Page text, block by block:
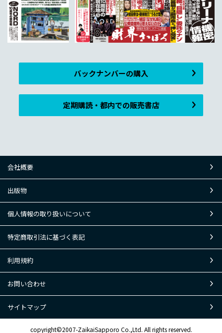
バックナンバーの購入
定期購読・都内での販売書店
会社概要
出版物
個人情報の取り扱いについて
特定商取引法に基づく表記
利用規約
お問い合わせ
サイトマップ
copyright©2007-ZaikaiSapporo Co.,Ltd. All rights reserved.